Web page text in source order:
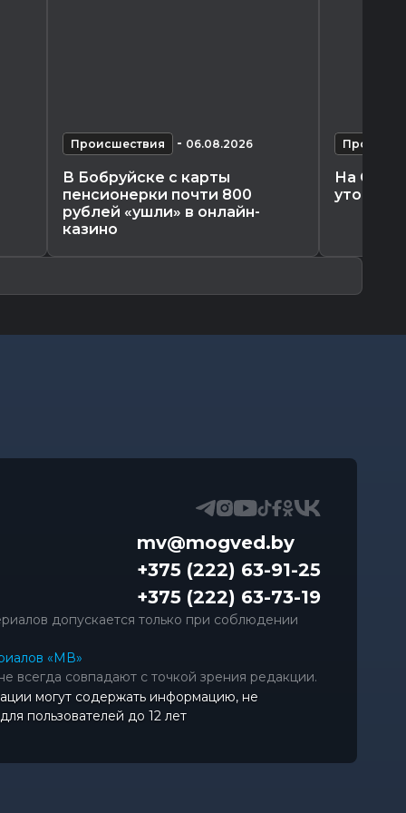
Происшествия - 06.08.2026
В Бобруйске с карты
пенсионерки почти 800
рублей «ушли» в онлайн-
казино
На
утонул
mv@mogved.by
+375 (222) 63-91-25
+375 (222) 63-73-19
допускается только при соблюдении
«МВ»
всегда совпадают с точкой зрения редакции.
могут содержать информацию, не
пользователей до 12 лет